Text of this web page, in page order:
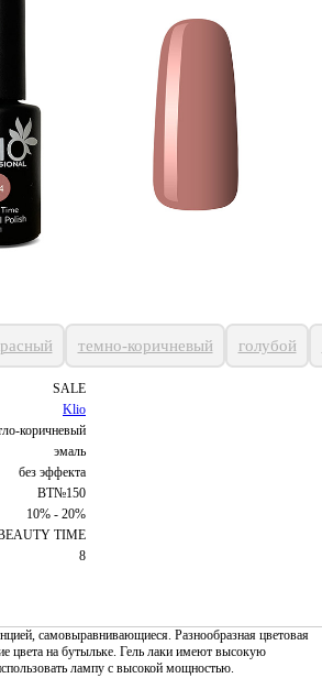
темно-коричневый голубой
SALE
Klio
коричневый
эмаль
без эффекта
BT№150
10% - 20%
TIME
8
самовыравнивающиеся. Разнообразная цветовая
цвета на бутыльке. Гель лаки имеют высокую
лампу с высокой мощностью.